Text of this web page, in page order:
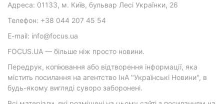
Адреса: 01133, м. Київ, бульвар Лесі Українки, 26
Телефон: +38 044 207 45 54
E-mail: info@focus.ua
FOCUS.UA — більше ніж просто новини.
Передрук, копіювання або відтворення інформації, яка
містить посилання на агентство ІнА "Українські Новини", в
будь-якому вигляді суворо заборонені.